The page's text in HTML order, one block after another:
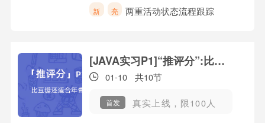
新 亮 两重活动状态流程跟踪
[JAVA实习P1]“推评分”:比豆瓣还适合年青人
01-10 共10节
首发 真实上线，限100人